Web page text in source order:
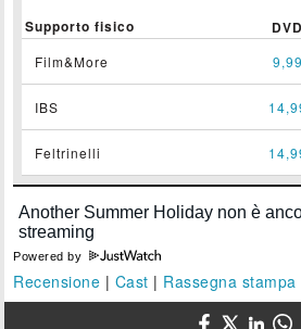
Supporto fisico DVD
Film&More 9,99
IBS
Feltrinelli
Powered by
Recensione | Cast | Rassegna stampa